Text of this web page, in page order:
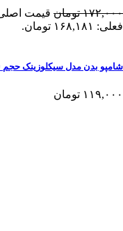
۱۷۲,۰۰۰ تومان قیمت اصلی: ۱۷۲,۰۰۰ تومان
فعلی: ۱۶۸,۱۸۱ تومان.
شامپو بدن مدل سیکلوزینک حجم 200 میل اویدرم
۱۱۹,۰۰۰ تومان